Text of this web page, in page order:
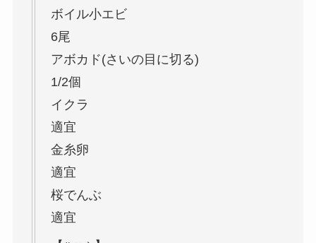
ボイル小エビ
6尾
アボカド(さいの目に切る)
1/2個
イクラ
適宜
金糸卵
適宜
桜でんぶ
適宜